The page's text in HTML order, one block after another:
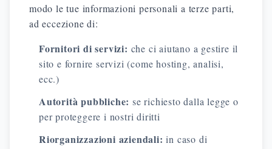
modo le tue informazioni personali a terze parti,
ad eccezione di:
Fornitori di servizi: che ci aiutano a gestire il
sito e fornire servizi (come hosting, analisi,
ecc.)
Autorità pubbliche: se richiesto dalla legge o
per proteggere i nostri diritti
Riorganizzazioni aziendali: in caso di